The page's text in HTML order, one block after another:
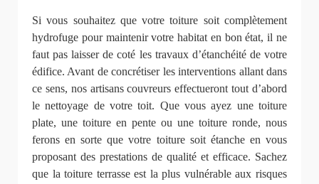
Si vous souhaitez que votre toiture soit complètement
hydrofuge pour maintenir votre habitat en bon état, il ne
faut pas laisser de coté les travaux d’étanchéité de votre
édifice. Avant de concrétiser les interventions allant dans
ce sens, nos artisans couvreurs effectueront tout d’abord
le nettoyage de votre toit. Que vous ayez une toiture
plate, une toiture en pente ou une toiture ronde, nous
ferons en sorte que votre toiture soit étanche en vous
proposant des prestations de qualité et efficace. Sachez
que la toiture terrasse est la plus vulnérable aux risques